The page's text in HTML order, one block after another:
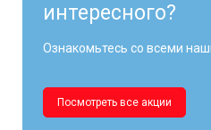
интересного?
Ознакомьтесь со всеми
Посмотреть все акции